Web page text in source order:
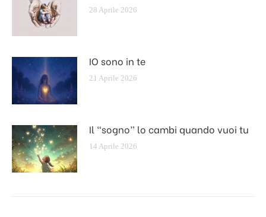
28 Aprile 2026
IO sono in te
21 Aprile 2026
Il “sogno” lo cambi quando vuoi tu
14 Aprile 2026